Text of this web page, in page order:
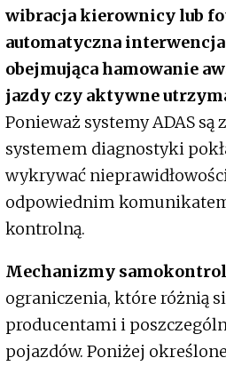
wibracja kierownicy lub
automatyczna
obejmująca hamowanie
jazdy czy aktywne
Ponieważ systemy ADAS są
systemem diagnostyki
wykrywać
odpowiednim
kontrolną.
Mechanizmy
ograniczenia, które różnią
producentami i
pojazdów. Poniżej